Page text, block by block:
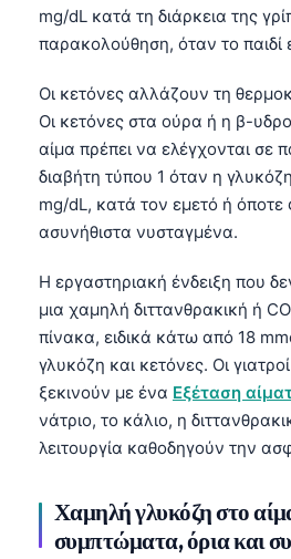
mg/dL κατά τη διάρκεια της
παρακολούθηση, όταν το παιδί
Οι κετόνες αλλάζουν τη
Οι κετόνες στα ούρα ή η β-
αίμα πρέπει να ελέγχονται σε
διαβήτη τύπου 1 όταν η
mg/dL, κατά τον εμετό ή όποτε
ασυνήθιστα νυσταγμένα.
Η εργαστηριακή ένδειξη που
μια χαμηλή διττανθρακική ή
πίνακα, ειδικά κάτω από 18
γλυκόζη και κετόνες. Οι
ξεκινούν με ένα Εξέταση
νάτριο, το κάλιο, η
λειτουργία καθοδηγούν την
Χαμηλή γλυκόζη στο
συμπτώματα, όρια και
Shqip
اردو
मराठी
తెలుగు
தமிழ்
ગુજરાતી
മലയാളം
Bahasa Melayu
Tiếng Việt
Tagalog
ไทย
ဗမာစာ
ភាសាខ្មែរ